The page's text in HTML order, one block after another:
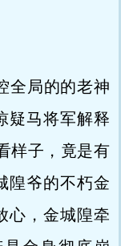
局的的老神
疑马将军解释
样子，竟是有
隍爷的不朽金
心，金城隍牵